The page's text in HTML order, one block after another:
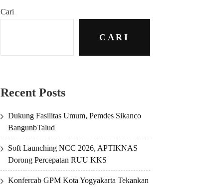
Cari
CARI
Recent Posts
Dukung Fasilitas Umum, Pemdes Sikanco
BangunbTalud
Soft Launching NCC 2026, APTIKNAS
Dorong Percepatan RUU KKS
Konfercab GPM Kota Yogyakarta Tekankan